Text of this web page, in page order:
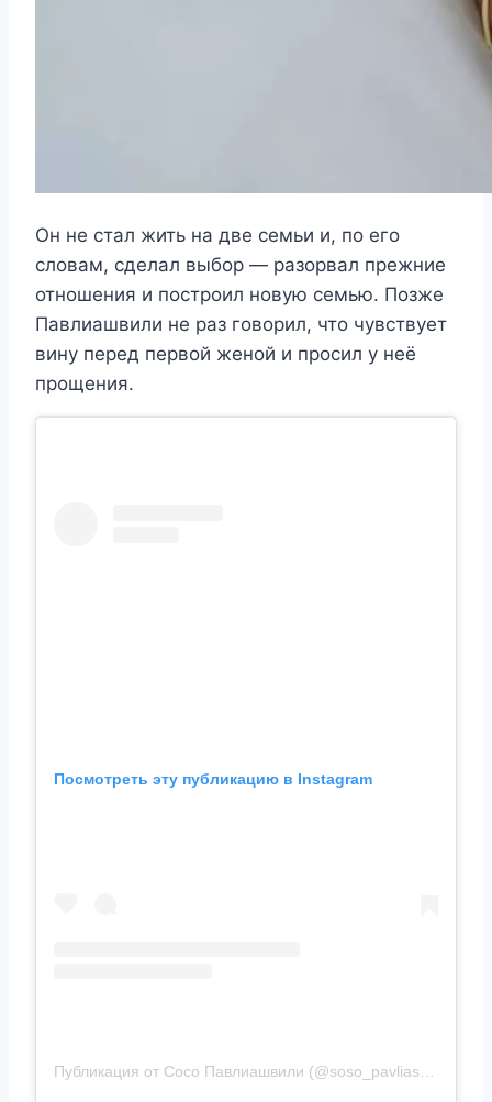
Он не стал жить на две семьи и, по его
словам, сделал выбор — разорвал прежние
отношения и построил новую семью. Позже
Павлиашвили не раз говорил, что чувствует
вину перед первой женой и просил у неё
прощения.
Посмотреть эту публикацию в Instagram
Публикация от Сосо Павлиашвили (@soso_pavliashvili_official)